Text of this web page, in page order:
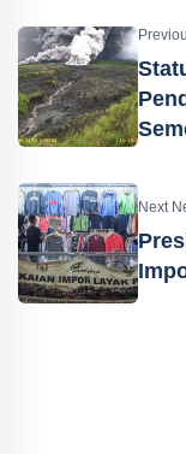
Next